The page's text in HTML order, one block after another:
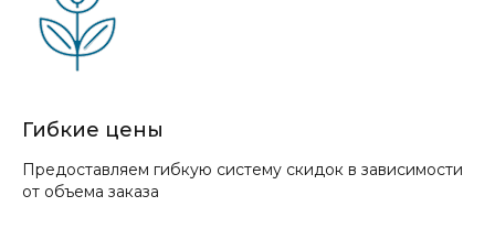
Гибкие цены
Предоставляем гибкую систему скидок в зависимости
от объема заказа